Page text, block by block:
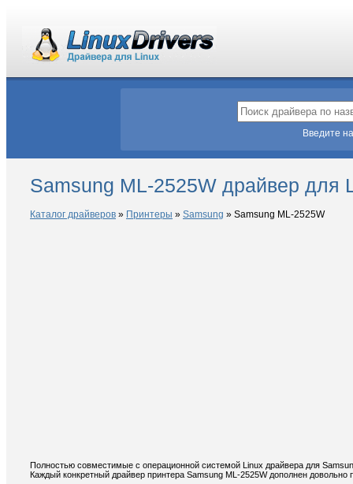
Введите
Samsung ML-2525W драйвер для
Каталог драйверов » Принтеры » Samsung » Samsung ML-2525W
Полностью совместимые с операционной системой Linux драйвера для
Каждый конкретный драйвер принтера Samsung ML-2525W дополнен